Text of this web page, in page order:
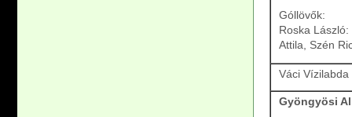
Góllövők:
Roska
Attila, Szén
Váci
Gyöngyösi